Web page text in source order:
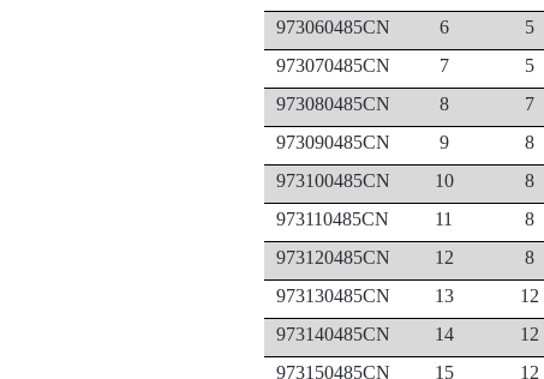
973060485CN
6 5
973070485CN
7 5
973080485CN
8 7
973090485CN
9 8
973100485CN
10 8
973110485CN
11 8
973120485CN
12 8
973130485CN
13 12
973140485CN
14 12
973150485CN
15 12